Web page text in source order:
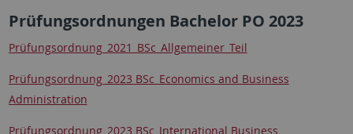
Prüfungsordnungen Bachelor PO 2023
Prüfungsordnung_2021_BSc_Allgemeiner_Teil
Prüfungsordnung_2023 BSc_Economics and Business
Administration
Prüfungsordnung_2023 BSc_International Business